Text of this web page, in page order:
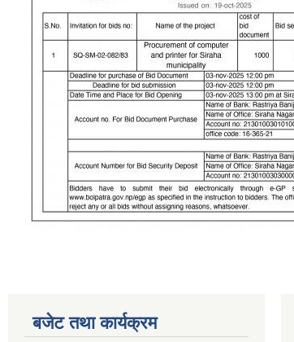
बजेट तथा कार्यक्रम